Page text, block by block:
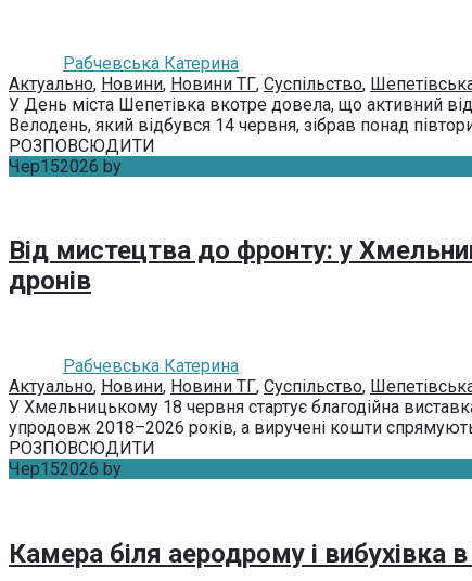
Рабчевська Катерина
Актуально, Новини, Новини ТГ, Суспільство,
У День міста Шепетівка вкотре довела, що активний
Велодень, який відбувся 14 червня, зібрав понад півтори
РОЗПОВСЮДИТИ
Чер152026 by
Від мистецтва до фронту: у
дронів
Рабчевська Катерина
Актуально, Новини, Новини ТГ, Суспільство,
У Хмельницькому 18 червня стартує благодійна
упродовж 2018–2026 років, а виручені кошти
РОЗПОВСЮДИТИ
Чер152026 by
Камера біля аеродрому і вибухівка